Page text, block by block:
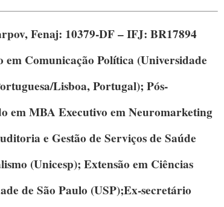
Fenaj: 10379-DF – IFJ: BR17894
em Comunicação Política (Universidade
Lisboa, Portugal); Pós-
em MBA Executivo em Neuromarketing
e Gestão de Serviços de Saúde
(Unicesp); Extensão em Ciências
de São Paulo (USP);Ex-secretário